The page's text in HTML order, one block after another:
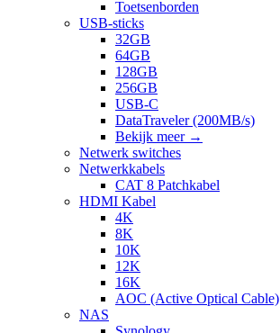
Toetsenborden
USB-sticks
32GB
64GB
128GB
256GB
USB-C
DataTraveler (200MB/s)
Bekijk meer →
Netwerk switches
Netwerkkabels
CAT 8 Patchkabel
HDMI Kabel
4K
8K
10K
12K
16K
AOC (Active Optical Cable)
NAS